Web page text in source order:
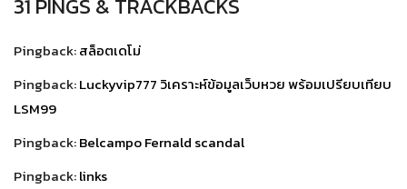
Pingback:สล็อตเดโม่
Pingback:Luckyvip777 วิเคราะห์ข้อมูลเว็บหวย พร้อมเปรียบเทียบ
LSM99
Pingback:Belcampo Fernald scandal
Pingback:links